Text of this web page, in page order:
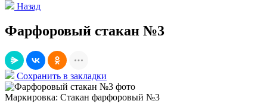
Назад
Фарфоровый стакан №3
Сохранить в закладки
Маркировка: Стакан фарфоровый №3